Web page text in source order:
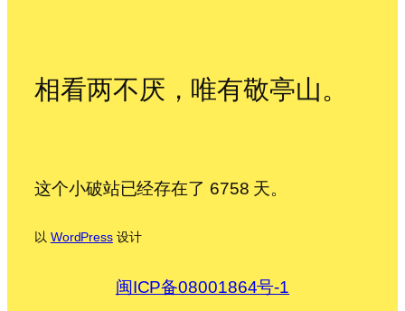
相看两不厌，唯有敬亭山。
这个小破站已经存在了 6758 天。
以 WordPress设计
闽ICP备08001864号-1